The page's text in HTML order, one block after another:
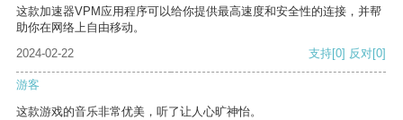
这款加速器VPM应用程序可以给你提供最高速度和安全性的连接，并帮
助你在网络上自由移动。
2024-02-22
支持[0] 反对[0]
游客
这款游戏的音乐非常优美，听了让人心旷神怡。